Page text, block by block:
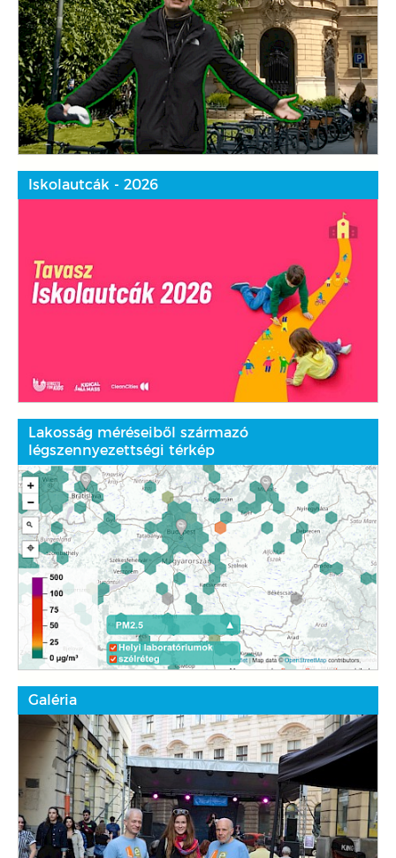
Iskolautcák - 2026
Lakosság méréseiből származó
légszennyezettségi térkép
Galéria